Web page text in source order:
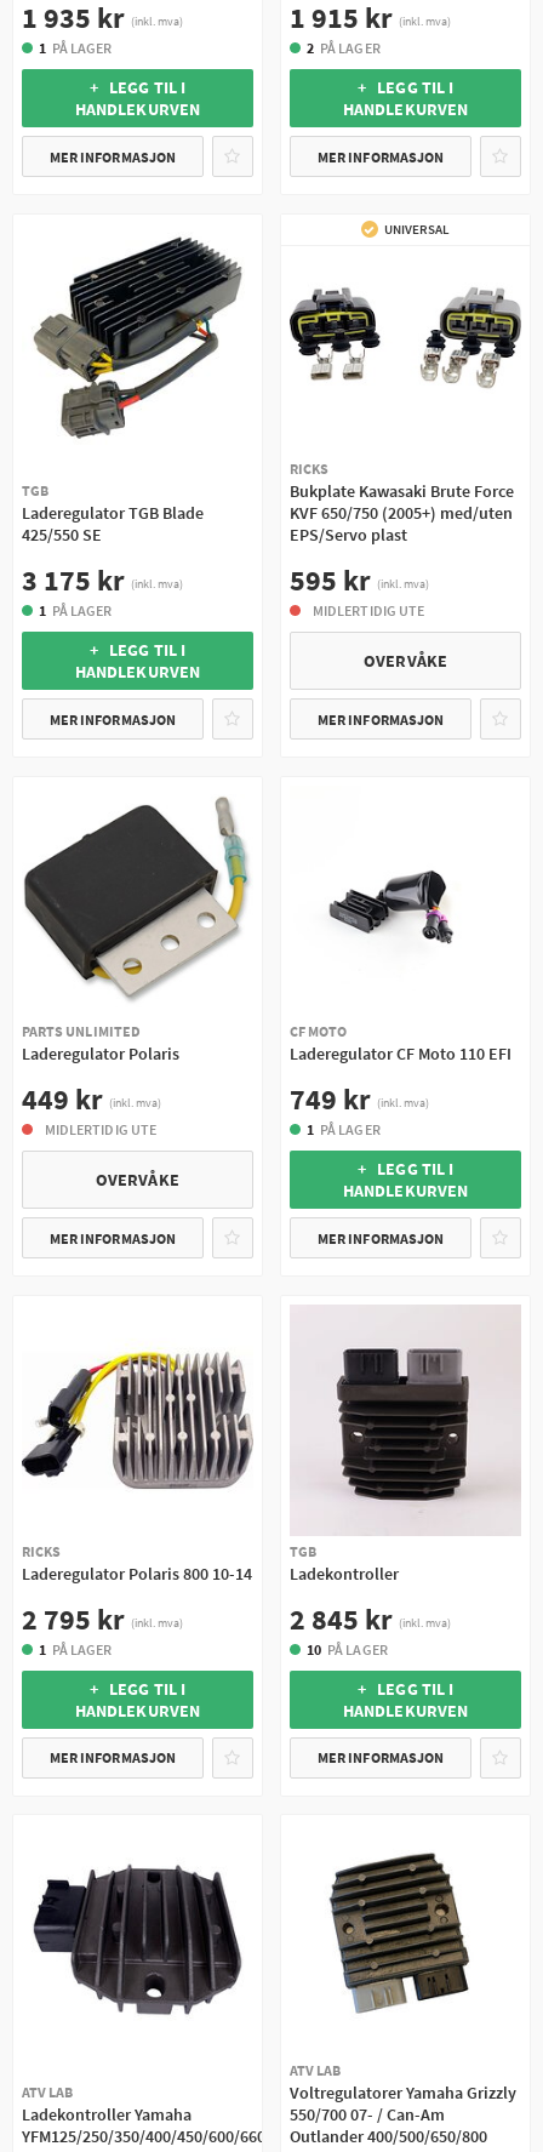
1 935 kr (inkl. mva)
1 PÅ LAGER
+ LEGG TIL I
HANDLEKURVEN
MER INFORMASJON
1 915 kr (inkl. mva)
2 PÅ LAGER
+ LEGG TIL I
HANDLEKURVEN
MER INFORMASJON
TGB
Laderegulator TGB Blade
425/550 SE
3 175 kr (inkl. mva)
1 PÅ LAGER
+ LEGG TIL I
HANDLEKURVEN
MER INFORMASJON
UNIVERSAL
RICKS
Bukplate Kawasaki Brute Force
KVF 650/750 (2005+) med/uten
EPS/Servo plast
595 kr (inkl. mva)
MIDLERTIDIG UTE
OVERVÅKE
MER INFORMASJON
PARTS UNLIMITED
Laderegulator Polaris
449 kr (inkl. mva)
MIDLERTIDIG UTE
OVERVÅKE
MER INFORMASJON
CF MOTO
Laderegulator CF Moto 110 EFI
749 kr (inkl. mva)
1 PÅ LAGER
+ LEGG TIL I
HANDLEKURVEN
MER INFORMASJON
RICKS
Laderegulator Polaris 800 10-14
2 795 kr (inkl. mva)
1 PÅ LAGER
+ LEGG TIL I
HANDLEKURVEN
MER INFORMASJON
TGB
Ladekontroller
2 845 kr (inkl. mva)
10 PÅ LAGER
+ LEGG TIL I
HANDLEKURVEN
MER INFORMASJON
ATV LAB
Ladekontroller Yamaha
YFM125/250/350/400/450/600/660
ATV LAB
Voltregulatorer Yamaha Grizzly
550/700 07- / Can-Am
Outlander 400/500/650/800